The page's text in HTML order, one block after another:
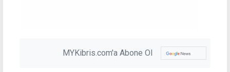
MYKibris.com'a Abone Ol